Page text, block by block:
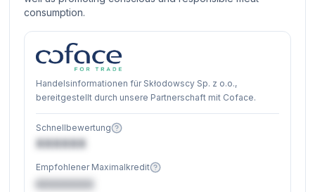
consumption.
Handelsinformationen für Skłodowscy Sp. z o.o.,
bereitgestellt durch unsere Partnerschaft mit Coface.
Schnellbewertung
XXXXXX
Empfohlener Maximalkredit
€XXXXXX